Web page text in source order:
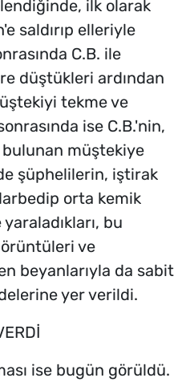
ilk olarak
saldırıp elleriyle
C.B. ile
düştükleri ardından
tekme ve
ise C.B.'nin,
müştekiye
şüphelilerin, iştirak
orta kemik
yaraladıkları, bu
ve
beyanlarıyla da sabit
yer verildi.
ise bugün görüldü.